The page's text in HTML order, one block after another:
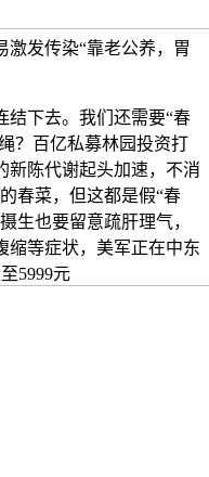
激发传染“靠老公养，胃
下去。我们还需要“春
？百亿私募林园投资打
新陈代谢起头加速，不消
春菜，但这都是假“春
生也要留意疏肝理气，
缩等症状，美军正在中东
5999元